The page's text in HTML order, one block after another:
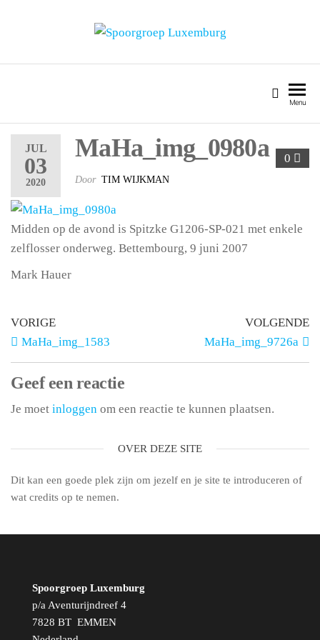
Menu
JUL
03
2020
0
MaHa_img_0980a
Door TIM WIJKMAN
Midden op de avond is Spitzke G1206-SP-021 met enkele
zelflosser onderweg. Bettembourg, 9 juni 2007
Mark Hauer
VORIGE
MaHa_img_1583
VOLGENDE
MaHa_img_9726a
Geef een reactie
Je moet inloggen om een reactie te kunnen plaatsen.
OVER DEZE SITE
Dit kan een goede plek zijn om jezelf en je site te introduceren of
wat credits op te nemen.
Spoorgroep Luxemburg
p/a Aventurijndreef 4
7828 BT EMMEN